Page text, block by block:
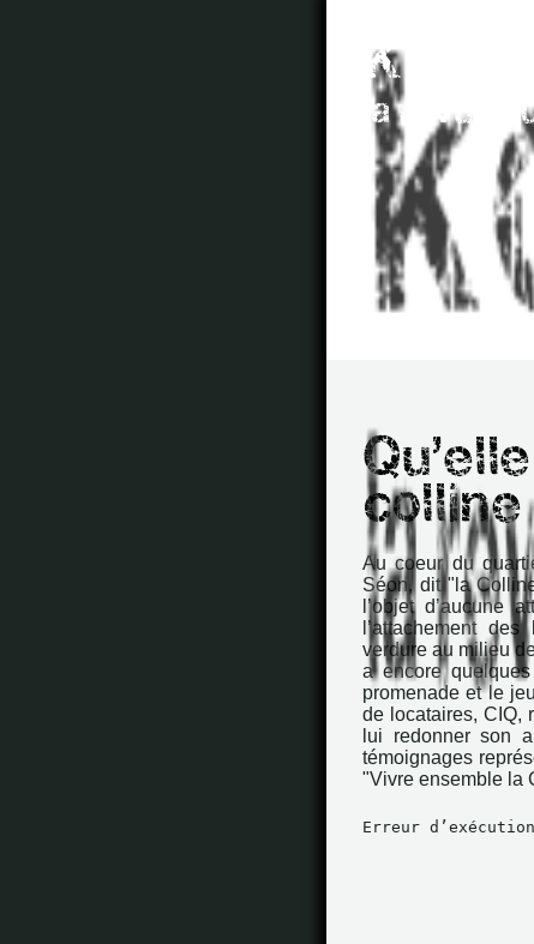
Au coeur du
Séon, dit "la
l’objet d’aucune
l’attachement
verdure au milieu
a encore
promenade et le
de locataires, CIQ,
lui redonner son
témoignages
"Vivre ensemble la
Erreur